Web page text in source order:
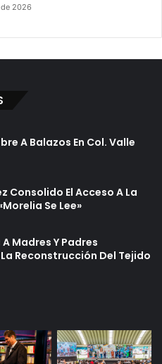
2026
A Balazos En Col. Valle
El Acceso A La
Se Lee»
Madres Y Padres
Reconstrucción Del Tejido